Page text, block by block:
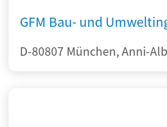
GFM Bau- und
D-80807 München, Anni-